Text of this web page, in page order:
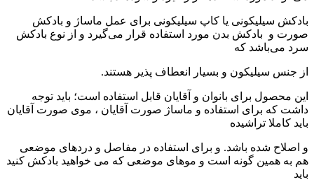
بادکش سیلیکونی یا کاپ سیلیکونی برای عمل ماساژ و بادکش
صورت و بادکش بدن مورد استفاده قرار می‌گیرد و از نوع بادکش
سرد می‌باشد که
از جنس سیلیکون و بسیار انعطاف پذیر هستند.
این محصول برای بانوان و آقایان قابل استفاده است؛ باید توجه
داشت که برای استفاده و ماساژ صورت آقایان ، موی صورت آقایان
باید کاملا تراشیده
و اصلاح شده باشد. و برای استفاده در مفاصل و دردهای موضعی
هم به همین گونه است و موهای موضعی که می خواهید بادکش کنید
باید